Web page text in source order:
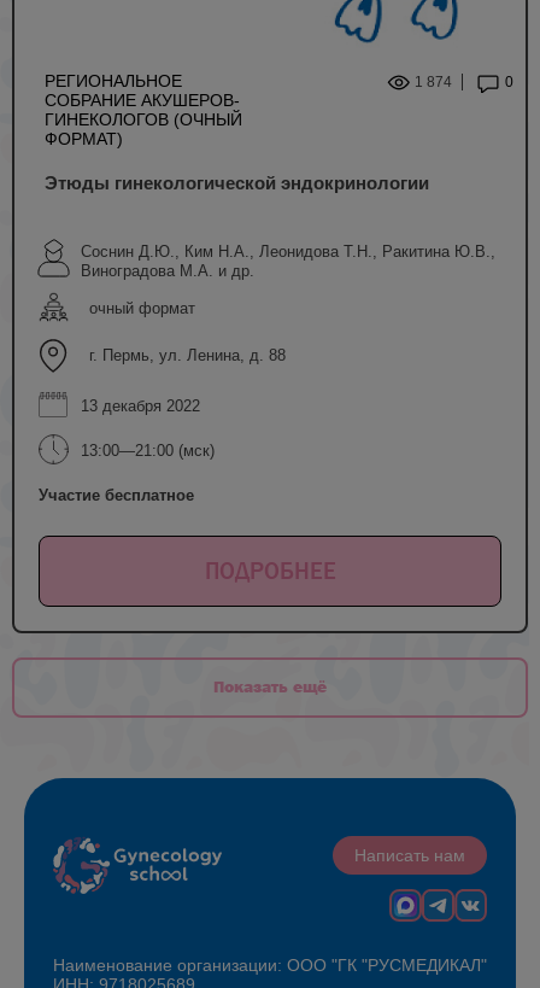
РЕГИОНАЛЬНОЕ
СОБРАНИЕ АКУШЕРОВ-
ГИНЕКОЛОГОВ (ОЧНЫЙ
ФОРМАТ)
1 874 0
Этюды гинекологической эндокринологии
Соснин Д.Ю., Ким Н.А., Леонидова Т.Н., Ракитина Ю.В.,
Виноградова М.А. и др.
очный формат
г. Пермь, ул. Ленина, д. 88
13 декабря 2022
13:00—21:00 (мск)
Участие бесплатное
ПОДРОБНЕЕ
Показать ещё
Написать нам
Наименование организации: ООО "ГК "РУСМЕДИКАЛ"